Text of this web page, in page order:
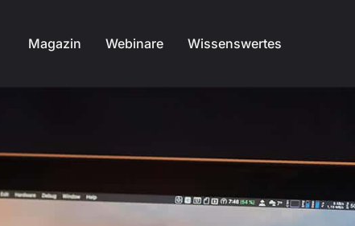
Magazin Webinare Wissenswertes